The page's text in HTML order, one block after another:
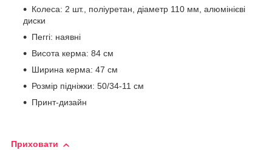
Колеса: 2 шт., поліуретан, діаметр 110 мм, алюмінієві
диски
Пеггі: наявні
Висота керма: 84 см
Ширина керма: 47 см
Розмір підніжки: 50/34-11 см
Принт-дизайн
Приховати